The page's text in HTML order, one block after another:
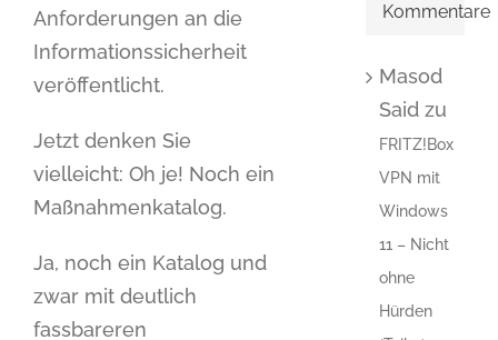
Anforderungen an die
Informationssicherheit
veröffentlicht.
Jetzt denken Sie
vielleicht: Oh je! Noch ein
Maßnahmenkatalog.
Ja, noch ein Katalog und
zwar mit deutlich
fassbareren
Kommentare
Masod
Saidzu
FRITZ!Box
VPN mit
Windows
11 – Nicht
ohne
Hürden